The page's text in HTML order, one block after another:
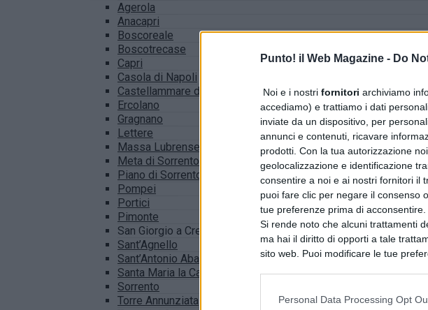
Punto! il Web Magazine - Do
Noi e i nostri fornitori archiviamo
accediamo) e trattiamo i dati
inviate da un dispositivo, per
annunci e contenuti, ricavare
prodotti. Con la tua autorizzazione
geolocalizzazione e identificazione
consentire a noi e ai nostri fornitori il
puoi fare clic per negare il consenso
tue preferenze prima di acconsentire.
Si rende noto che alcuni trattamenti
ma hai il diritto di opporti a tale
sito web. Puoi modificare le tue
Personal Data Processing Opt
Agerola
Anacapri
Boscoreale
Boscotrecase
Capri
Casola di Napoli
Castellammare di Stabia
Ercolano
Gragnano
Lettere
Massa Lubrense
Meta di Sorrento
Piano di Sorrento
Pompei
Portici
Pimonte
San Giorgio a Cremano
Sant’Agnello
Sant’Antonio Abate
Santa Maria la Carità
Sorrento
Torre Annunziata